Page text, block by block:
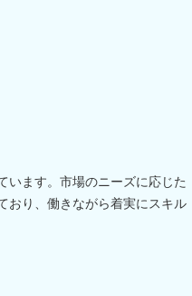
います。市場のニーズに応じた
おり、働きながら着実にスキル